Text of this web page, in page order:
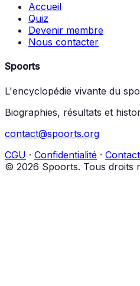
Accueil
Quiz
Devenir membre
Nous contacter
Spoorts
L'encyclopédie vivante du
Biographies, résultats et
contact@spoorts.org
CGU · Confidentialité · Contact
© 2026 Spoorts. Tous droits